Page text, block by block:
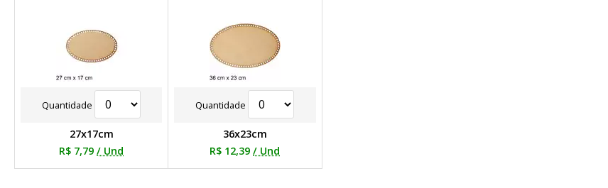
Quantidade
27x17cm
R$ 7,79 / Und
Quantidade
36x23cm
R$ 12,39 / Und